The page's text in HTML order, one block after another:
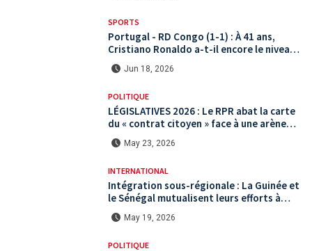
SPORTS
Portugal - RD Congo (1-1) : À 41 ans,
Cristiano Ronaldo a-t-il encore le niveau
international ?
Jun 18, 2026
POLITIQUE
LÉGISLATIVES 2026 : Le RPR abat la carte
du « contrat citoyen » face à une arène
politique saturée.
May 23, 2026
INTERNATIONAL
Intégration sous-régionale : La Guinée et
le Sénégal mutualisent leurs efforts à
Koundara via le programme RéZo
May 19, 2026
POLITIQUE